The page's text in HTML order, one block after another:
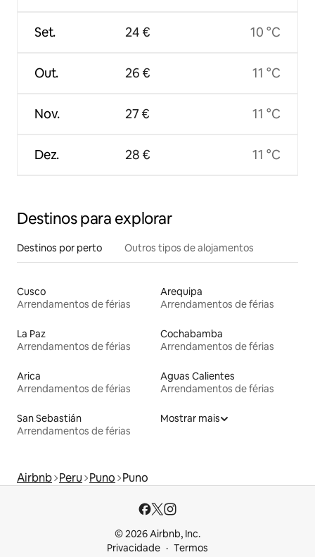
Set.
Out.
Nov.
Dez.
24 €
26 €
27 €
28 €
10 °C
11 °C
11 °C
11 °C
Destinos para explorar
Destinos por perto Outros tipos de alojamentos
Cusco
Arrendamentos de férias
Arequipa
Arrendamentos de férias
La Paz
Arrendamentos de férias
Cochabamba
Arrendamentos de férias
Arica
Arrendamentos de férias
Aguas Calientes
Arrendamentos de férias
San Sebastián
Arrendamentos de férias
Mostrar mais
Airbnb Peru Puno Puno
© 2026 Airbnb, Inc.
Privacidade
Termos